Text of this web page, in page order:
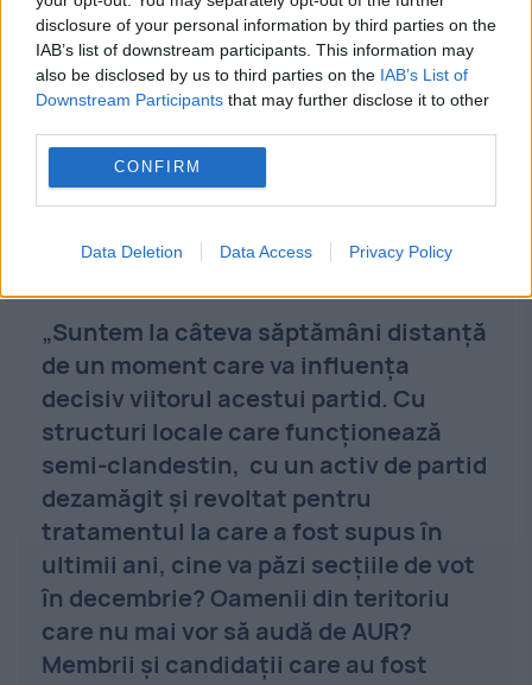
disclosure of your personal information by third parties on the
IAB’s list of downstream participants. This information may
also be disclosed by us to third parties on the IAB’s List of
Downstream Participants that may further disclose it to other
CONFIRM
Data Deletion Data Access Privacy Policy
Ce soluții are Claudiu Târziu
pentru partidul pe care îl
reprezintă
Claudiu Târziu precizează şi care ar fi paşii
pentru a reglementa situaţia în partid.
„Suntem la câteva săptămâni distanţă
de un moment care va influenţa
decisiv viitorul acestui partid. Cu
structuri locale care funcţionează
semi-clandestin, cu un activ de partid
dezamăgit şi revoltat pentru
tratamentul la care a fost supus în
ultimii ani, cine va păzi secţiile de vot
în decembrie? Oamenii din teritoriu
care nu mai vor să audă de AUR?
Membrii şi candidaţii care au fost